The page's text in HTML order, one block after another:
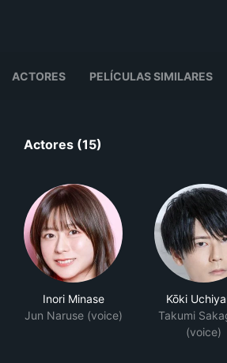
ACTORES PELÍCULAS SIMILARES
Actores (15)
Inori Minase
Jun Naruse (voice)
Kōki
Takumi
(voice)